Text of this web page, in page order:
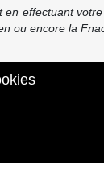
effectuant
encore la